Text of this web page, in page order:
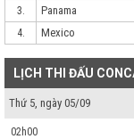
3.
Panama
4.
Mexico
LỊCH THI ĐẤU
Thứ 5, ngày 05/09
02h00